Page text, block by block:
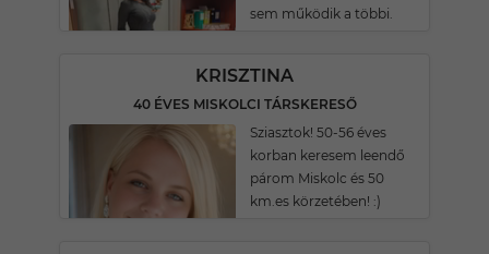
sem működik a többi.
KRISZTINA
40 ÉVES MISKOLCI TÁRSKERESŐ
Sziasztok! 50-56 éves
korban keresem leendő
párom Miskolc és 50
km.es körzetében! :)